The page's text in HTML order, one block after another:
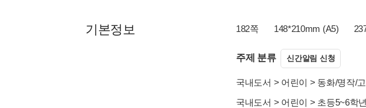
기본정보 182쪽 148*210mm (A5)
주제 분류 신간알림 신청
국내도서 > 어린이 > 동화/명작/
국내도서 > 어린이 > 초등5~6학년